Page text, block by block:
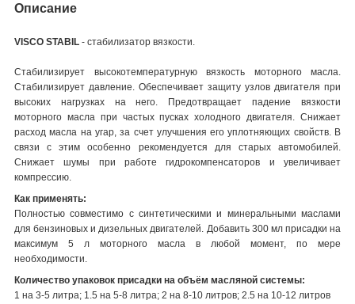
Описание
VISCO STABIL - стабилизатор вязкости.
Стабилизирует высокотемпературную вязкость моторного масла.
Стабилизирует давление. Обеспечивает защиту узлов двигателя при
высоких нагрузках на него. Предотвращает падение вязкости
моторного масла при частых пусках холодного двигателя. Снижает
расход масла на угар, за счет улучшения его уплотняющих свойств. В
связи с этим особенно рекомендуется для старых автомобилей.
Снижает шумы при работе гидрокомпенсаторов и увеличивает
компрессию.
Как применять:
Полностью совместимо с синтетическими и минеральными маслами
для бензиновых и дизельных двигателей. Добавить 300 мл присадки на
максимум 5 л моторного масла в любой момент, по мере
необходимости.
Количество упаковок присадки на объём масляной системы:
1 на 3-5 литра; 1.5 на 5-8 литра; 2 на 8-10 литров; 2.5 на 10-12 литров